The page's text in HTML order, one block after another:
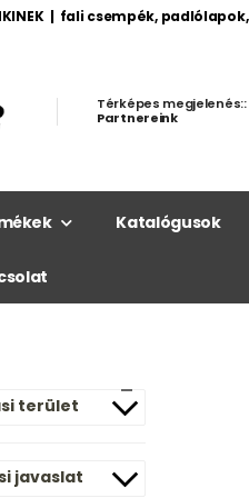
| fali csempék,
Térképes megjelenés::
Partnereink
Katalógusok
terület
javaslat